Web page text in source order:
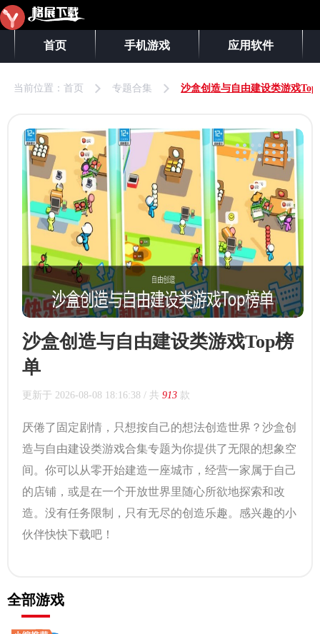
首页 手机游戏 应用软件
当前位置： 首页 专题合集 沙盒创造与自由建设类游戏Top
沙盒创造与自由建设类游戏Top榜
单
更新于 2026-08-08 18:16:38 / 共 913 款
厌倦了固定剧情，只想按自己的想法创造世界？沙盒创
造与自由建设类游戏合集专题为你提供了无限的想象空
间。你可以从零开始建造一座城市，经营一家属于自己
的店铺，或是在一个开放世界里随心所欲地探索和改
造。没有任务限制，只有无尽的创造乐趣。感兴趣的小
伙伴快快下载吧！
全部游戏